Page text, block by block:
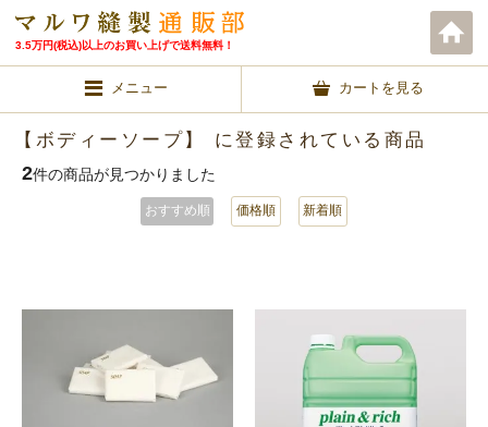
3.5万円(税込)以上のお買い上げで送料無料！
メニュー カートを見る
【ボディーソープ】 に登録されている商品
2件の商品が見つかりました
おすすめ順 価格順 新着順